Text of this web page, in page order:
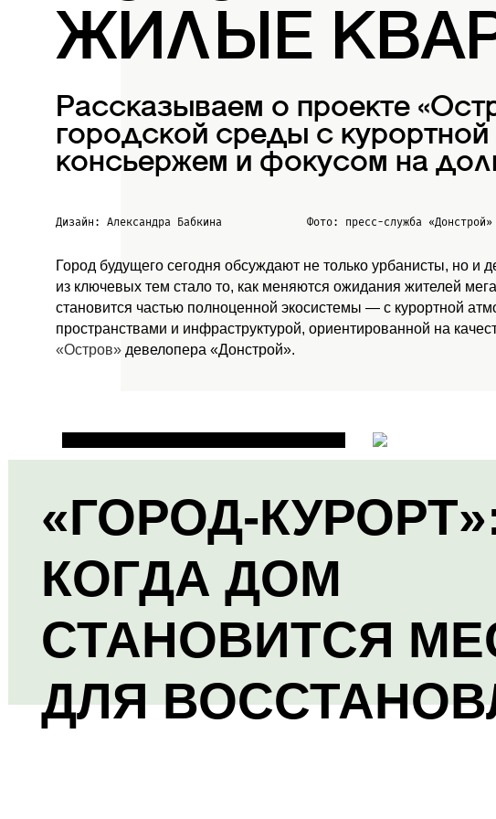
ЖИЛЫЕ
Рассказываем о проекте
городской среды с
консьержем и фокусом на
Дизайн: Александра Бабкина Фото: пресс-служба «Донстрой»
Город будущего сегодня обсуждают не только урбанисты, но
из ключевых тем стало то, как меняются ожидания жителей
становится частью полноценной экосистемы — с курортной
пространствами и инфраструктурой, ориентированной на
«Остров» девелопера «Донстрой».
«ГОРОД-
КОГДА ДОМ
СТАНОВИТСЯ
ДЛЯ